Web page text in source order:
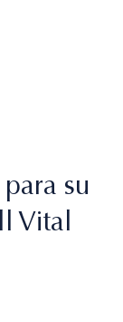
su
Vital